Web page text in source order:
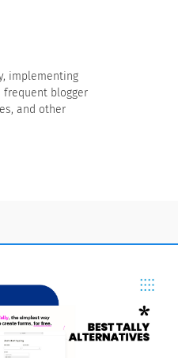
implementing
frequent blogger
and other